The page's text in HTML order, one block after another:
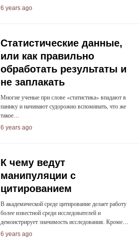
6 years ago
Статистические данные,
или как правильно
обработать результаты и
не заплакать
Многие ученые при слове «статистика» впадают в
панику и начинают судорожно вспоминать, что же
такое…
6 years ago
К чему ведут
манипуляции с
цитированием
В академической среде цитирование делает работу
более известной среди исследователей и
демонстрирует значимость исследования. Кроме…
6 years ago